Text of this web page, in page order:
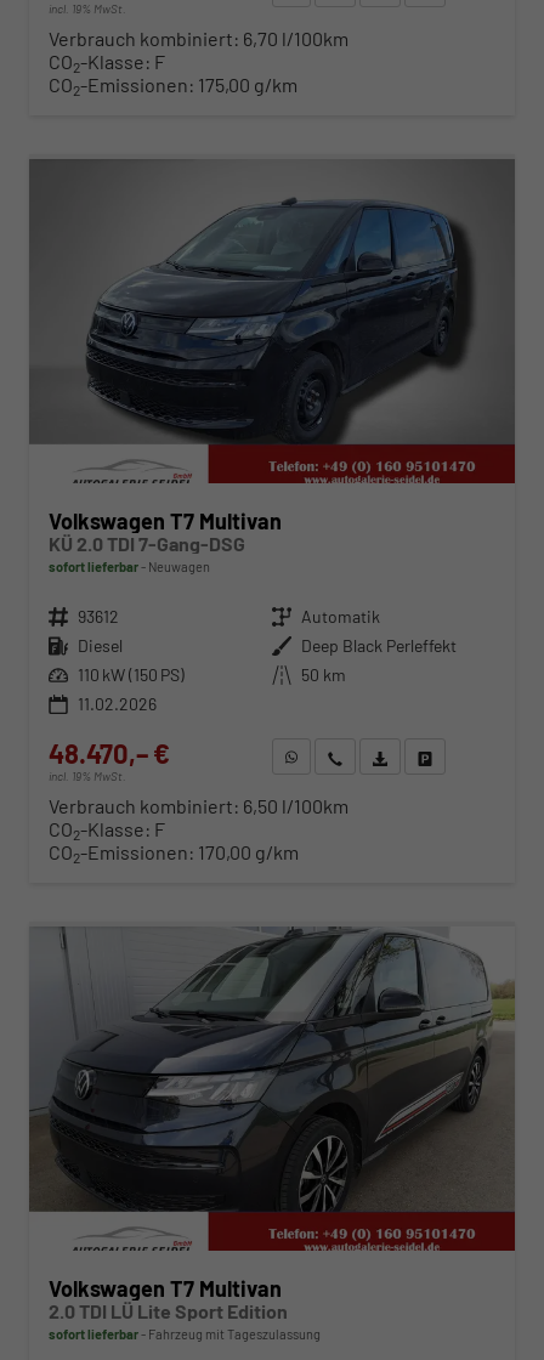
incl. 19% MwSt.
Verbrauch kombiniert: 6,70 l/100km
CO2-Klasse: F
CO2-Emissionen: 175,00 g/km
Volkswagen T7 Multivan
KÜ 2.0 TDI 7-Gang-DSG
sofort lieferbar Neuwagen
Fahrzeugnr. 93612 Getriebe Automatik
Kraftstoff Diesel Außenfarbe Deep Black Perleffekt
Leistung 110 kW (150 PS) Kilometerstand 50 km
11.02.2026
48.470,– €
incl. 19% MwSt.
WhatsApp anfragen
Wir rufen Sie anFahrzeugexposé (PDF)
Verbrauch kombiniert: 6,50 l/100km
CO2-Klasse: F
CO2-Emissionen: 170,00 g/km
Volkswagen T7 Multivan
2.0 TDI LÜ Lite Sport Edition
sofort lieferbar Fahrzeug mit Tageszulassung